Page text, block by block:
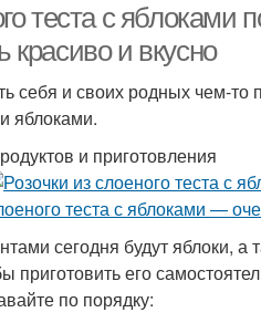
теста с яблоками
и вкусно
себя и своих родных чем-то
яблоками.
и приготовления
сегодня будут яблоки, а
приготовить его
по порядку: